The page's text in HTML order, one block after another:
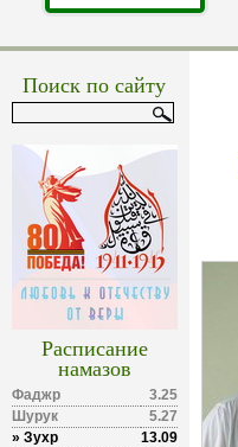
Поиск по сайту
Расписание
намазов
Фаджр
3.25
Шурук
5.27
» Зухр
13.09